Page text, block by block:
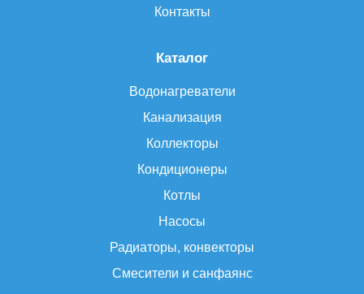
Каталог
Водонагреватели
Канализация
Коллекторы
Кондиционеры
Котлы
Насосы
Радиаторы, конвекторы
Смесители и санфаянс
Контакты